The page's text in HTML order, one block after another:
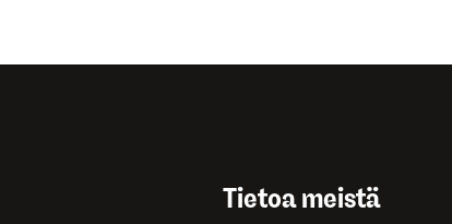
Tietoa meistä